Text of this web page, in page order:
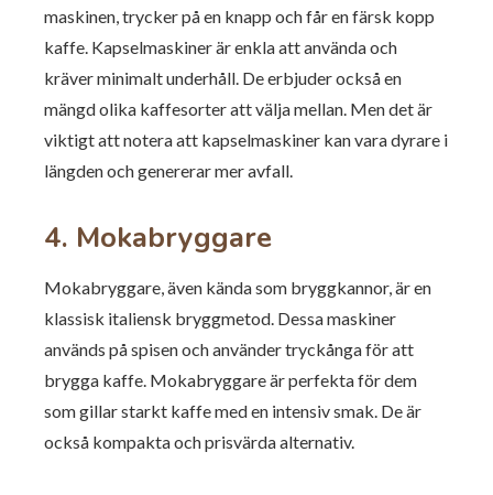
maskinen, trycker på en knapp och får en färsk kopp
kaffe. Kapselmaskiner är enkla att använda och
kräver minimalt underhåll. De erbjuder också en
mängd olika kaffesorter att välja mellan. Men det är
viktigt att notera att kapselmaskiner kan vara dyrare i
längden och genererar mer avfall.
4. Mokabryggare
Mokabryggare, även kända som bryggkannor, är en
klassisk italiensk bryggmetod. Dessa maskiner
används på spisen och använder tryckånga för att
brygga kaffe. Mokabryggare är perfekta för dem
som gillar starkt kaffe med en intensiv smak. De är
också kompakta och prisvärda alternativ.